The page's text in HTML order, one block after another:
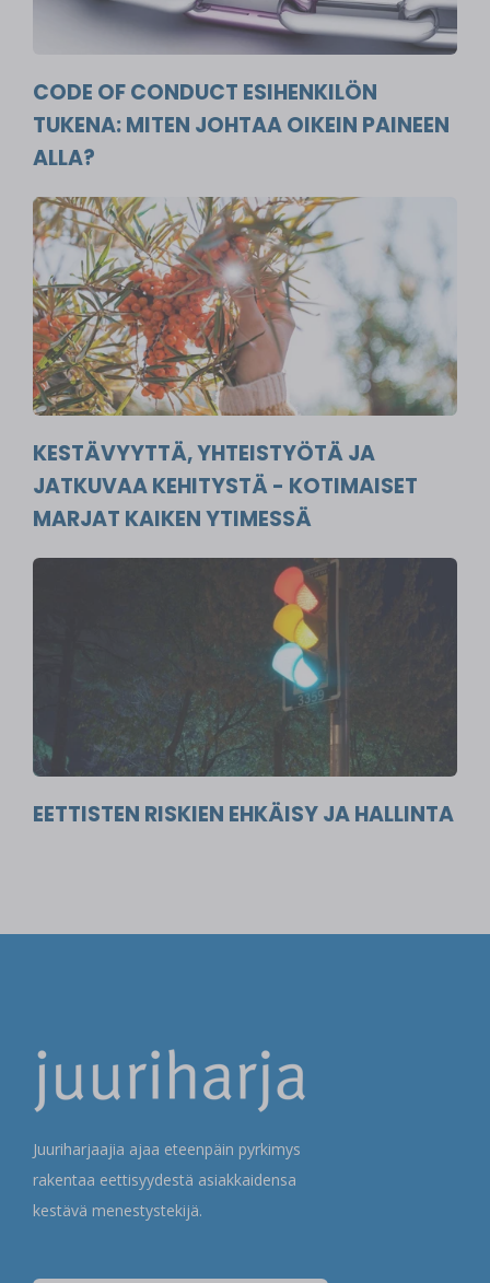
CODE OF CONDUCT ESIHENKILÖN
TUKENA: MITEN JOHTAA OIKEIN PAINEEN
ALLA?
KESTÄVYYTTÄ, YHTEISTYÖTÄ JA
JATKUVAA KEHITYSTÄ - KOTIMAISET
MARJAT KAIKEN YTIMESSÄ
EETTISTEN RISKIEN EHKÄISY JA HALLINTA
Juuriharjaajia ajaa eteenpäin pyrkimys
rakentaa eettisyydestä asiakkaidensa
kestävä menestystekijä.